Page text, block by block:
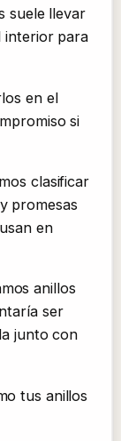
suele llevar
interior para
en el
si
clasificar
promesas
en
anillos
ser
junto con
tus anillos